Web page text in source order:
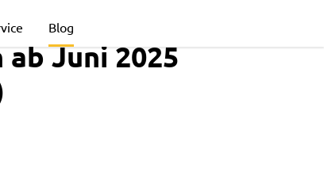
Blog
Juni 2025